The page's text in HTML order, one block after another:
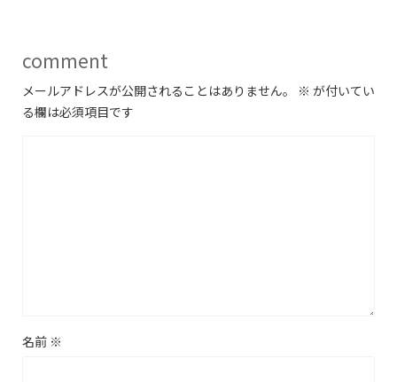
comment
メールアドレスが公開されることはありません。 ※ が付いてい
る欄は必須項目です
名前 ※